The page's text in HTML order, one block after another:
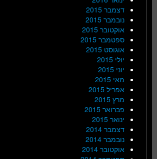
דצמבר 2015
נובמבר 2015
אוקטובר 2015
ספטמבר 2015
אוגוסט 2015
יולי 2015
יוני 2015
מאי 2015
אפריל 2015
מרץ 2015
פברואר 2015
ינואר 2015
דצמבר 2014
נובמבר 2014
אוקטובר 2014